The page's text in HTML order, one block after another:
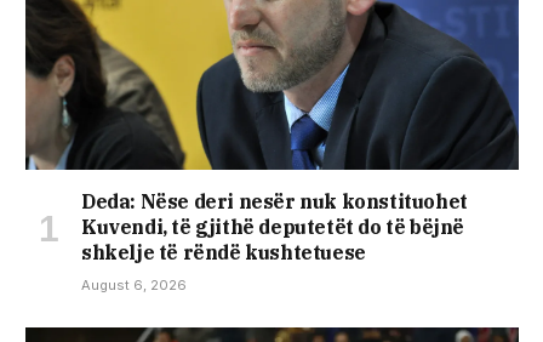
Deda: Nëse deri nesër nuk konstituohet
Kuvendi, të gjithë deputetët do të bëjnë
shkelje të rëndë kushtetuese
August 6, 2026